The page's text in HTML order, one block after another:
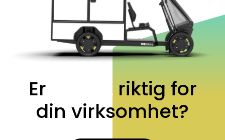
Er Vok XLriktig for
din virksomhet?